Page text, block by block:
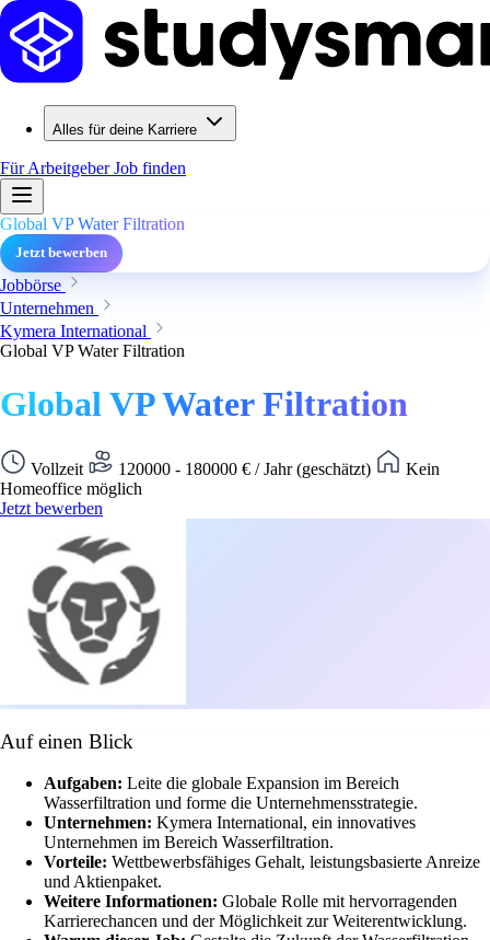
Alles für deine Karriere
Für ArbeitgeberJob finden
Global VP Water Filtration
Jetzt bewerben
Jobbörse
Unternehmen
Kymera International
Global VP Water Filtration
Global VP Water Filtration
Vollzeit 120000 - 180000 € / Jahr (geschätzt)
Kein
Homeoffice möglich
Jetzt bewerben
Auf einen Blick
Aufgaben: Leite die globale Expansion im Bereich
Wasserfiltration und forme die Unternehmensstrategie.
Unternehmen: Kymera International, ein innovatives
Unternehmen im Bereich Wasserfiltration.
Vorteile: Wettbewerbsfähiges Gehalt, leistungsbasierte Anreize
und Aktienpaket.
Weitere Informationen: Globale Rolle mit hervorragenden
Karrierechancen und der Möglichkeit zur Weiterentwicklung.